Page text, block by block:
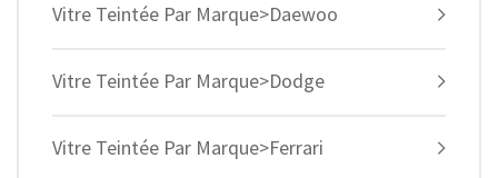
Vitre Teintée Par Marque>Daewoo
Vitre Teintée Par Marque>Dodge
Vitre Teintée Par Marque>Ferrari